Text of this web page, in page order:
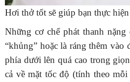
Hơi thở tốt sẽ giúp bạn thực
Những cơ chế phát thanh
“khủng” hoặc là ráng thêm vào
phía dưới lên quá cao trong
cả về mặt tốc độ (tính theo